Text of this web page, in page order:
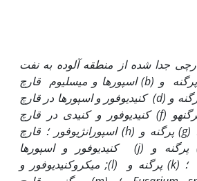
جدا شده از منطقه آلوده به نفت
پرگنه و (b)
اسپورها و میسلیوم قارچ
و (d)
کنیدیوفور و اسپورها در قارچ
و (f)
کنیدیوفور و کنیدی در قارچ
(g) پرگنه و (h)
اسپورانژیوفور ؛ قارچ
پرگنه و (j)
کنیدیوفور و اسپورها
؛ (k) پرگنه و (l); میکروکنیدیوفور و